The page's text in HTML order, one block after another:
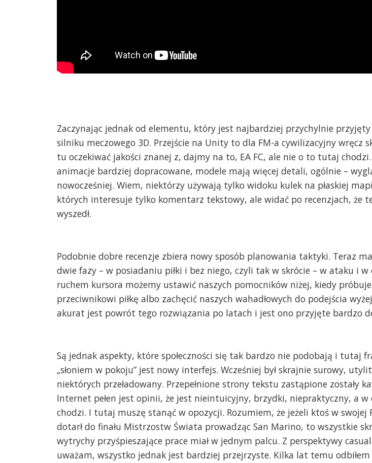
Zaczynając jednak od elementu, który jest najbardziej przychylnie przyjęty
silniku meczowego 3D. Przejście na Unity to dla FM-a cywilizacyjny wręcz
tu oczekiwać jakości znanej z, dajmy na to, EA FC, ale nie o to tutaj chodzi.
animacje bardziej dopracowane, modele mają więcej detali, ogólnie –
nowocześniej. Wiem, niektórzy używają tylko widoku kulek na płaskiej
których interesuje tylko komentarz tekstowy, ale widać po recenzjach, że
wyszedł.
Podobnie dobre recenzje zbiera nowy sposób planowania taktyki. Teraz
dwie fazy – w posiadaniu piłki i bez niego, czyli tak w skrócie – w ataku i
ruchem kursora możemy ustawić naszych pomocników niżej, kiedy
przeciwnikowi piłkę albo zachęcić naszych wahadłowych do podejścia
akurat jest powrót tego rozwiązania po latach i jest ono przyjęte bardzo
Są jednak aspekty, które społeczności się tak bardzo nie podobają i tutaj
„słoniem w pokoju” jest nowy interfejs. Wcześniej był skrajnie surowy,
niektórych przeładowany. Przepełnione strony tekstu zastąpione zostały
Internet pełen jest opinii, że jest nieintuicyjny, brzydki, niepraktyczny, a w
chodzi. I tutaj muszę stanąć w opozycji. Rozumiem, że jeżeli ktoś w swojej
dotarł do finału Mistrzostw Świata prowadząc San Marino, to wszystkie
wytrychy przyśpieszające prace miał w jednym palcu. Z perspektywy
uważam, wszystko jednak jest bardziej przejrzyste. Kilka lat temu